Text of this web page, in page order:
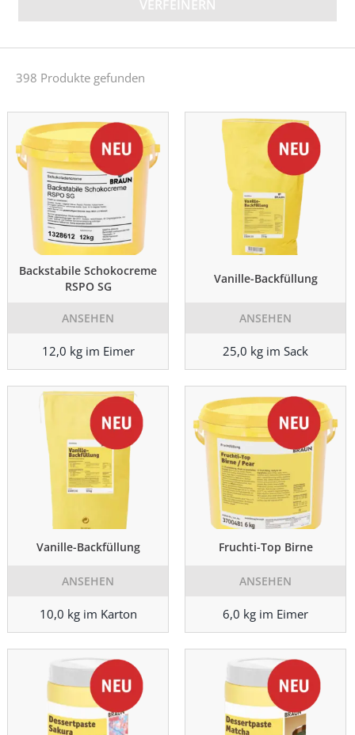
VERFEINERN
398 Produkte gefunden
Backstabile Schokocreme
RSPO SG
ANSEHEN
12,0 kg im Eimer
Vanille-Backfüllung
ANSEHEN
25,0 kg im Sack
Vanille-Backfüllung
ANSEHEN
10,0 kg im Karton
Fruchti-Top Birne
ANSEHEN
6,0 kg im Eimer